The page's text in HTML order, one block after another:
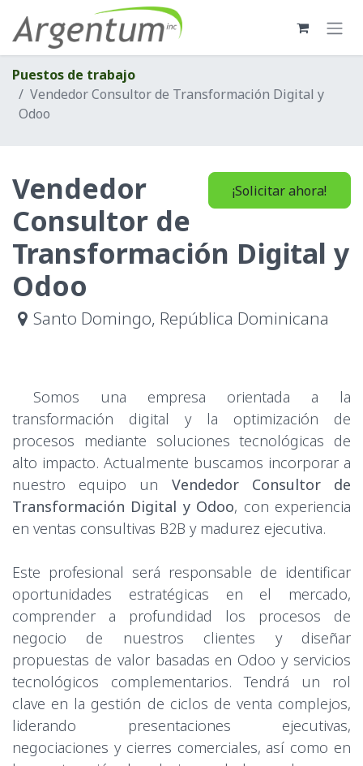
Puestos de trabajo
Vendedor Consultor de Transformación Digital y
Odoo
¡Solicitar ahora!
Vendedor
Consultor de
Transformación Digital y
Odoo
Santo Domingo, República Dominicana
Somos una empresa orientada a la
transformación digital y la optimización de
procesos mediante soluciones tecnológicas de
alto impacto. Actualmente buscamos incorporar a
nuestro equipo un Vendedor Consultor de
Transformación Digital y Odoo, con experiencia
en ventas consultivas B2B y madurez ejecutiva.
Este profesional será responsable de identificar
oportunidades estratégicas en el mercado,
comprender a profundidad los procesos de
negocio de nuestros clientes y diseñar
propuestas de valor basadas en Odoo y servicios
tecnológicos complementarios. Tendrá un rol
clave en la gestión de ciclos de venta complejos,
liderando presentaciones ejecutivas,
negociaciones y cierres comerciales, así como en